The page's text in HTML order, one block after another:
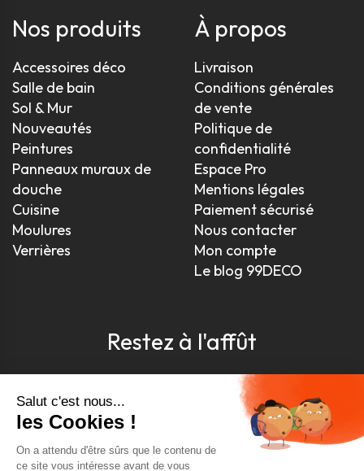
Nos produits
Accessoires déco
Salle de bain
Sol & Mur
Nouveautés
Peintures
Panneaux muraux de
douche
Cuisine
Moulures
Verrières
À propos
Livraison
Conditions générales
de vente
Politique de
confidentialité
Espace Pro
Mentions légales
Paiement sécurisé
Nous contacter
Mon compte
Le blog 99DECO
Restez à l'affût
Pour être toujours au courant, inscrivez-vous à
notre newsletter